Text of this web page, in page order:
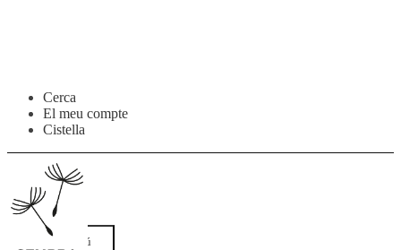
Salta
navegació
contingut
Cerca
El meu compte
Cistella
Menú